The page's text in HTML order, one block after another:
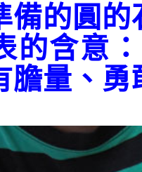
備的圓的
的含意
膽量、勇